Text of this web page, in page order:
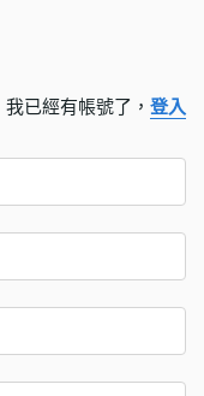
我已經有帳號了， 登入